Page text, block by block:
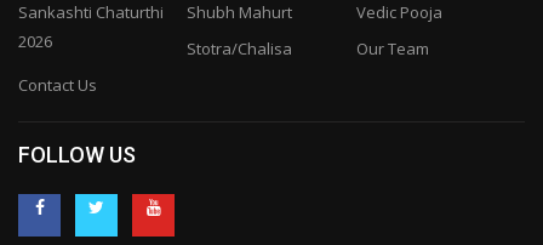
Sankashti Chaturthi
2026
Shubh Mahurt
Vedic Pooja
Stotra/Chalisa
Our Team
Contact Us
FOLLOW US